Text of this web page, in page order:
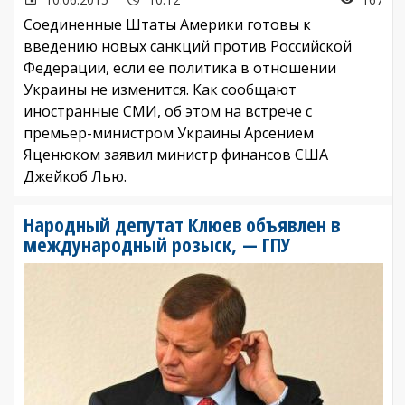
Соединенные Штаты Америки готовы к
введению новых санкций против Российской
Федерации, если ее политика в отношении
Украины не изменится. Как сообщают
иностранные СМИ, об этом на встрече с
премьер-министром Украины Арсением
Яценюком заявил министр финансов США
Джейкоб Лью.
Народный депутат Клюев объявлен в
международный розыск, — ГПУ